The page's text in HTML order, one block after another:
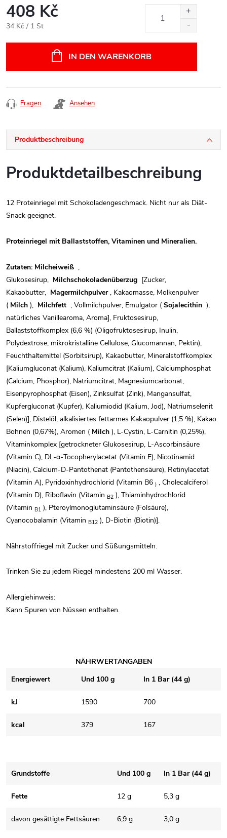
408 Kč
Verkaufspreis:
34 Kč / 1 St
IN DEN WARENKORB
Fragen Ansehen
Produktbeschreibung
Produktdetailbeschreibung
12 Proteinriegel mit Schokoladengeschmack. Nicht nur als Diät-
Snack geeignet.
Proteinriegel mit Ballaststoffen, Vitaminen und Mineralien.
Zutaten: Milcheiweiß ,
Glukosesirup, Milchschokoladenüberzug [Zucker,
Kakaobutter, Magermilchpulver, Kakaomasse, Molkenpulver
( Milch ), Milchfett , Vollmilchpulver, Emulgator ( Sojalecithin ),
natürliches Vanillearoma, Aroma], Fruktosesirup,
Ballaststoffkomplex (6,6 %) (Oligofruktosesirup, Inulin,
Polydextrose, mikrokristalline Cellulose, Glucomannan, Pektin),
Feuchthaltemittel (Sorbitsirup), Kakaobutter, Mineralstoffkomplex
[Kaliumgluconat (Kalium), Kaliumcitrat (Kalium), Calciumphosphat
(Calcium, Phosphor), Natriumcitrat, Magnesiumcarbonat,
Eisenpyrophosphat (Eisen), Zinksulfat (Zink), Mangansulfat,
Kupfergluconat (Kupfer), Kaliumiodid (Kalium, Jod), Natriumselenit
(Selen)], Distelöl, alkalisiertes fettarmes Kakaopulver (1,5 %), Kakao
Bohnen (0,67%), Aromen ( Milch ), L-Cystin, L-Carnitin (0,25%),
Vitaminkomplex [getrockneter Glukosesirup, L-Ascorbinsäure
(Vitamin C), DL-α-Tocopherylacetat (Vitamin E), Nicotinamid
(Niacin), Calcium-D-Pantothenat (Pantothensäure), Retinylacetat
(Vitamin A), Pyridoxinhydrochlorid (Vitamin B6 ) , Cholecalciferol
(Vitamin D), Riboflavin (Vitamin B2 ), Thiaminhydrochlorid
(Vitamin B1 ), Pteroylmonoglutaminsäure (Folsäure),
Cyanocobalamin (Vitamin B12 ), D-Biotin (Biotin)].
Nährstoffriegel mit Zucker und Süßungsmitteln.
Trinken Sie zu jedem Riegel mindestens 200 ml Wasser.
Allergiehinweis:
Kann Spuren von Nüssen enthalten.
NÄHRWERTANGABEN
Energiewert
Und 100 g In 1 Bar (44 g)
kJ 1590 700
kcal 379 167
Grundstoffe Und 100 g In 1 Bar (44 g)
Fette 12 g 5,3 g
davon gesättigte Fettsäuren 6,9 g 3,0 g